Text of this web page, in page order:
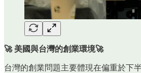
🚀 美國與台灣的創業環境🚀
台灣的創業問題主要體現在偏重於下